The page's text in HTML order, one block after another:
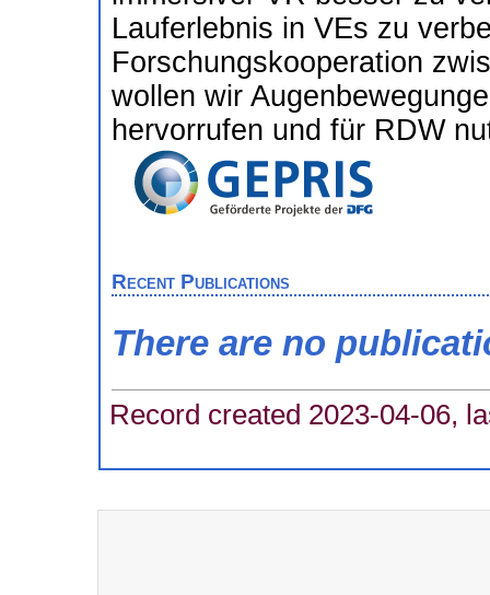
Lauferlebnis in VEs zu
Forschungskooperation
wollen wir
hervorrufen und für RDW
Recent Publications
There are no
Record created 2023-04-06,